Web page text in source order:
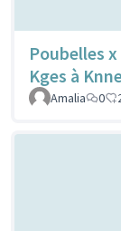
Poubelles
Kges à
Amalia
0